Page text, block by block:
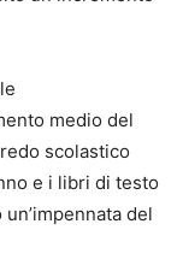
medio del
scolastico
e i libri di testo
del